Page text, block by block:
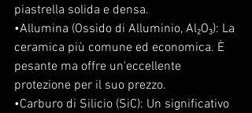
piastrella solida e densa.
•Allumina (Ossido di Alluminio, Al₂O₃): La
ceramica più comune ed economica. È
pesante ma offre un'eccellente
protezione per il suo prezzo.
•Carburo di Silicio (SiC): Un significativo